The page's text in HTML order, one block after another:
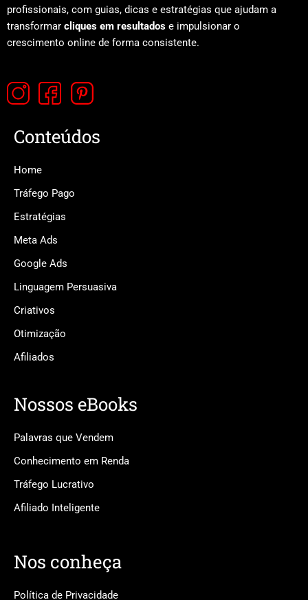
profissionais, com guias, dicas e estratégias que ajudam a
transformar cliques em resultados e impulsionar o
crescimento online de forma consistente.
Conteúdos
Home
Tráfego Pago
Estratégias
Meta Ads
Google Ads
Linguagem Persuasiva
Criativos
Otimização
Afiliados
Nossos eBooks
Palavras que Vendem
Conhecimento em Renda
Tráfego Lucrativo
Afiliado Inteligente
Nos conheça
Política de Privacidade